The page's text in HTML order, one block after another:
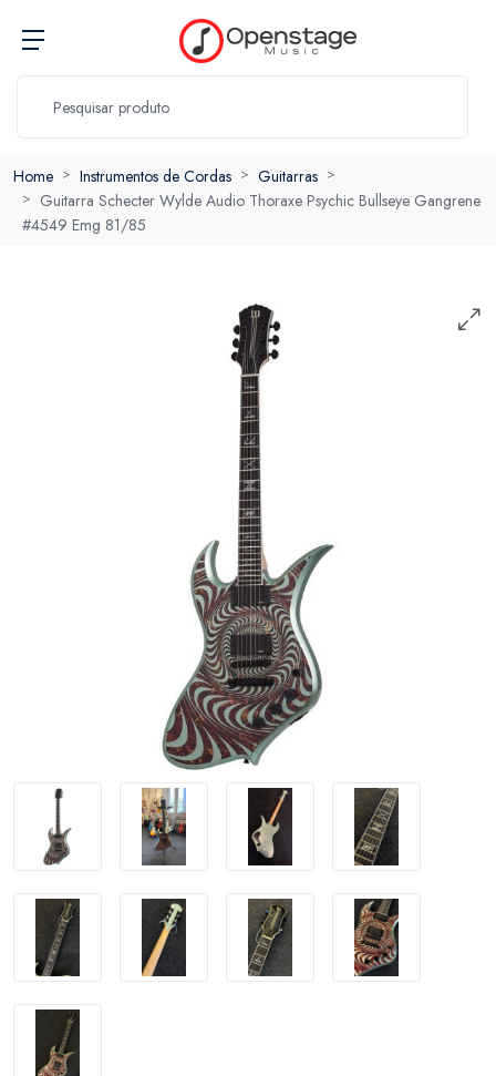
Home Instrumentos de Cordas
Guitarras
Guitarra Schecter Wylde Audio Thoraxe Psychic Bullseye Gangrene
#4549 Emg 81/85